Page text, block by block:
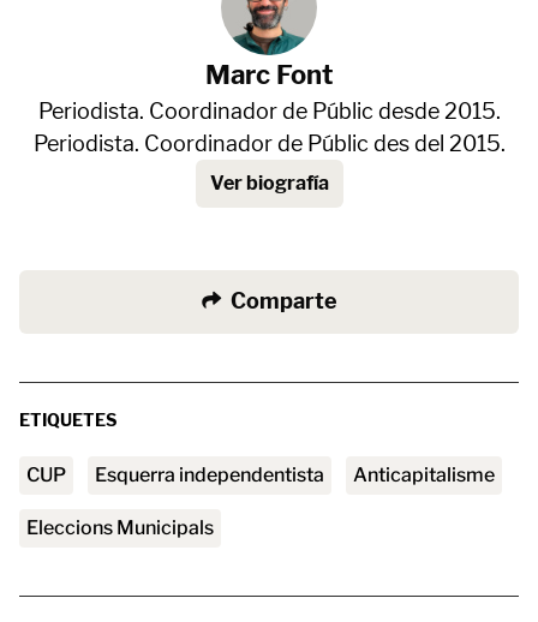
Marc Font
Periodista. Coordinador de Públic desde 2015.
Periodista. Coordinador de Públic des del 2015.
Ver biografía
Comparte
ETIQUETES
CUP esquerra independentista anticapitalisme
Eleccions Municipals